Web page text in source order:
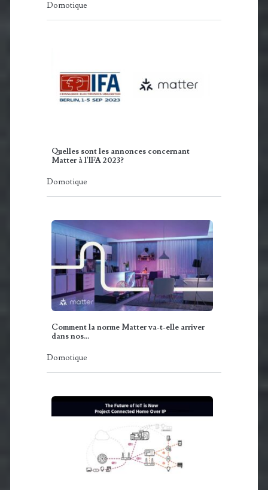
Domotique
Quelles sont les annonces concernant
Matter à l'IFA 2023?
Domotique
Comment la norme Matter va-t-elle arriver
dans nos…
Domotique